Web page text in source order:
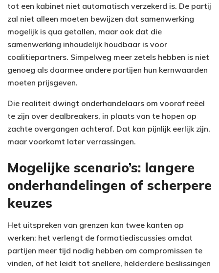
tot een kabinet niet automatisch verzekerd is. De partij
zal niet alleen moeten bewijzen dat samenwerking
mogelijk is qua getallen, maar ook dat die
samenwerking inhoudelijk houdbaar is voor
coalitiepartners. Simpelweg meer zetels hebben is niet
genoeg als daarmee andere partijen hun kernwaarden
moeten prijsgeven.
Die realiteit dwingt onderhandelaars om vooraf reëel
te zijn over dealbreakers, in plaats van te hopen op
zachte overgangen achteraf. Dat kan pijnlijk eerlijk zijn,
maar voorkomt later verrassingen.
Mogelijke scenario’s: langere
onderhandelingen of scherpere
keuzes
Het uitspreken van grenzen kan twee kanten op
werken: het verlengt de formatiediscussies omdat
partijen meer tijd nodig hebben om compromissen te
vinden, of het leidt tot snellere, helderdere beslissingen